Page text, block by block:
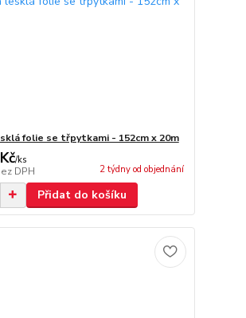
folie se třpytkami - 152cm x 20m
/ks
DPH 2 týdny od objednání
Přidat do košíku